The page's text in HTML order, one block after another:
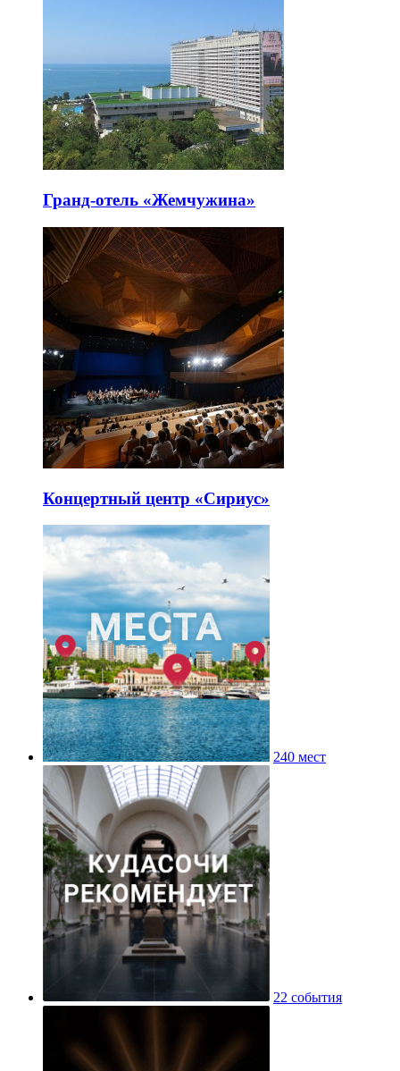
Гранд-отель «Жемчужина»
Концертный центр «Сириус»
240 мест
22 события